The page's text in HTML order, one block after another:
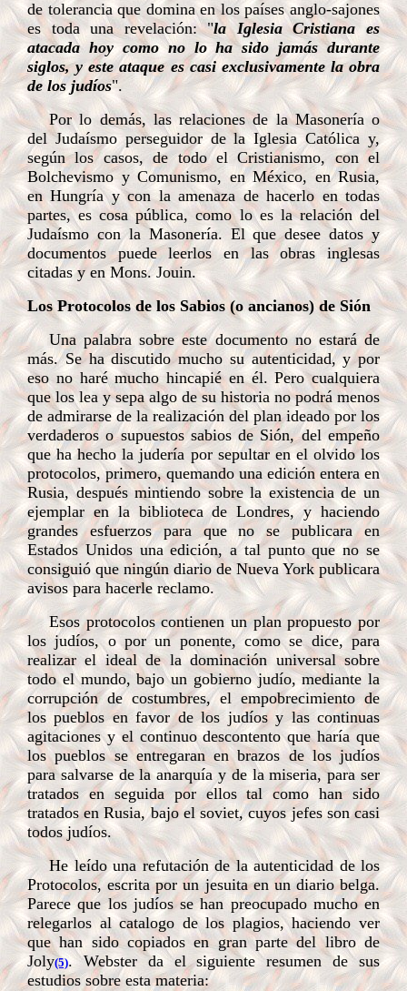
de tolerancia que domina en los países anglo-sajones
es toda una revelación: "la Iglesia Cristiana es
atacada hoy como no lo ha sido jamás durante
siglos, y este ataque es casi exclusivamente la obra
de los judíos".
Por lo demás, las relaciones de la Masonería o
del Judaísmo perseguidor de la Iglesia Católica y,
según los casos, de todo el Cristianismo, con el
Bolchevismo y Comunismo, en México, en Rusia,
en Hungría y con la amenaza de hacerlo en todas
partes, es cosa pública, como lo es la relación del
Judaísmo con la Masonería. El que desee datos y
documentos puede leerlos en las obras inglesas
citadas y en Mons. Jouin.
Los Protocolos de los Sabios (o ancianos) de Sión
Una palabra sobre este documento no estará de
más. Se ha discutido mucho su autenticidad, y por
eso no haré mucho hincapié en él. Pero cualquiera
que los lea y sepa algo de su historia no podrá menos
de admirarse de la realización del plan ideado por los
verdaderos o supuestos sabios de Sión, del empeño
que ha hecho la judería por sepultar en el olvido los
protocolos, primero, quemando una edición entera en
Rusia, después mintiendo sobre la existencia de un
ejemplar en la biblioteca de Londres, y haciendo
grandes esfuerzos para que no se publicara en
Estados Unidos una edición, a tal punto que no se
consiguió que ningún diario de Nueva York publicara
avisos para hacerle reclamo.
Esos protocolos contienen un plan propuesto por
los judíos, o por un ponente, como se dice, para
realizar el ideal de la dominación universal sobre
todo el mundo, bajo un gobierno judío, mediante la
corrupción de costumbres, el empobrecimiento de
los pueblos en favor de los judíos y las continuas
agitaciones y el continuo descontento que haría que
los pueblos se entregaran en brazos de los judíos
para salvarse de la anarquía y de la miseria, para ser
tratados en seguida por ellos tal como han sido
tratados en Rusia, bajo el soviet, cuyos jefes son casi
todos judíos.
He leído una refutación de la autenticidad de los
Protocolos, escrita por un jesuita en un diario belga.
Parece que los judíos se han preocupado mucho en
relegarlos al catalogo de los plagios, haciendo ver
que han sido copiados en gran parte del libro de
Joly(5). Webster da el siguiente resumen de sus
estudios sobre esta materia: